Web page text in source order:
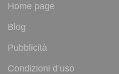
Home page
Blog
Pubblicità
Condizioni d’uso